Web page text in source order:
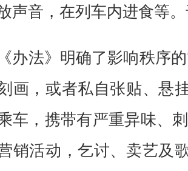
声音，在列车内进食等。
法》明确了影响秩序的
画，或者私自张贴、悬
车，携带有严重异味、
销活动，乞讨、卖艺及